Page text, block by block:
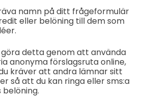
namn på ditt frågeformulär
eller belöning till dem som
göra detta genom att använda
anonyma förslagsruta online,
kräver att andra lämnar sitt
så att du kan ringa eller sms:a